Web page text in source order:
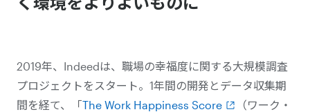
2019年、Indeedは、職場の幸福度に関する大規模調査
プロジェクトをスタート。1年間の開発とデータ収集期
間を経て、「The Work Happiness Score
（ワーク・